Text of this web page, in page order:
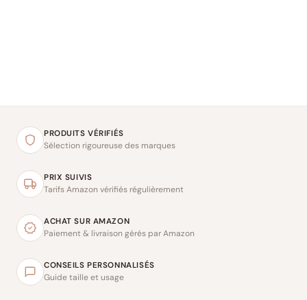
PRODUITS VÉRIFIÉS
Sélection rigoureuse des marques
PRIX SUIVIS
Tarifs Amazon vérifiés régulièrement
ACHAT SUR AMAZON
Paiement & livraison gérés par Amazon
CONSEILS PERSONNALISÉS
Guide taille et usage